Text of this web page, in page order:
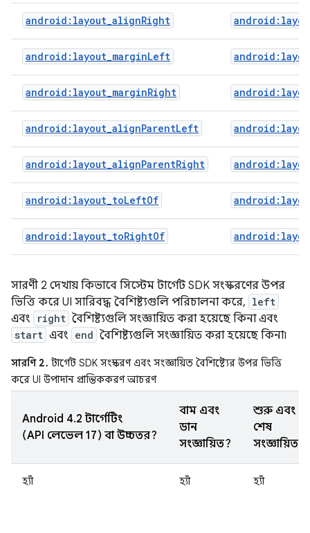
android:layout_alignRight
android:layout_marginLeft
android:layout_marginRight
android:layout_alignParentLeft
android:layout_alignParentRight
android:layout_toLeftOf
android:layout_toRightOf
সারণী 2 দেখায় কিভাবে সিস্টেম টার্গেট SDK সংস্করণের উপর
ভিত্তি করে UI সারিবদ্ধ বৈশিষ্ট্যগুলি পরিচালনা করে, left
এবং right বৈশিষ্ট্যগুলি সংজ্ঞায়িত করা হয়েছে কিনা এবং
start এবং end বৈশিষ্ট্যগুলি সংজ্ঞায়িত করা হয়েছে কিনা৷
সারণি 2. টার্গেট SDK সংস্করণ এবং সংজ্ঞায়িত বৈশিষ্ট্যের উপর ভিত্তি
করে UI উপাদান প্রান্তিককরণ আচরণ
Android 4.2 টার্গেটিং
(API লেভেল 17) বা উচ্চতর?
বাম এবং
ডান
সংজ্ঞায়িত?
শুরু এবং
শেষ
সংজ্ঞায়িত?
হ্যাঁ হ্যাঁ হ্যাঁ